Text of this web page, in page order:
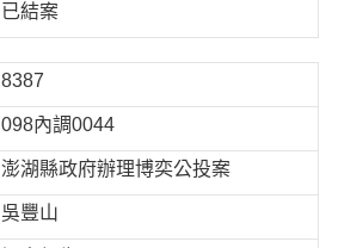
已結案
8387
098內調0044
澎湖縣政府辦理博奕公投案
吳豐山